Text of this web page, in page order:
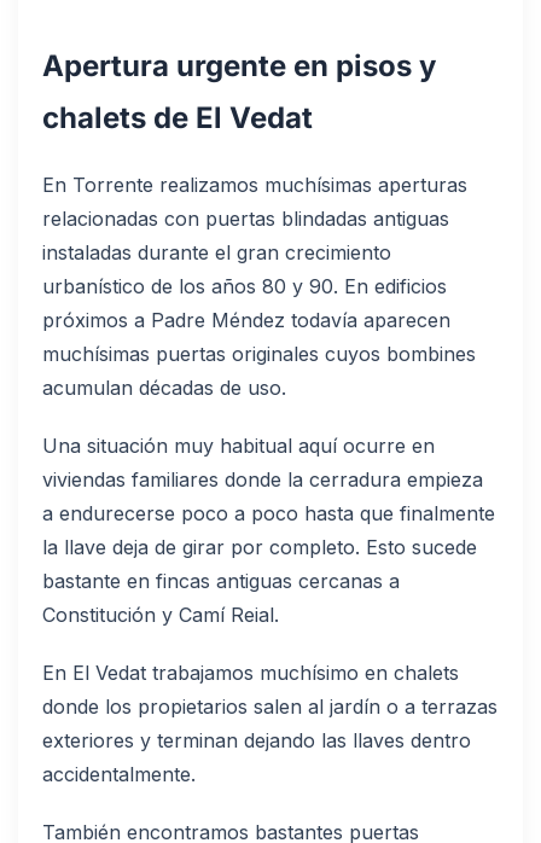
Apertura urgente en pisos y
chalets de El Vedat
En Torrente realizamos muchísimas aperturas
relacionadas con puertas blindadas antiguas
instaladas durante el gran crecimiento
urbanístico de los años 80 y 90. En edificios
próximos a Padre Méndez todavía aparecen
muchísimas puertas originales cuyos bombines
acumulan décadas de uso.
Una situación muy habitual aquí ocurre en
viviendas familiares donde la cerradura empieza
a endurecerse poco a poco hasta que finalmente
la llave deja de girar por completo. Esto sucede
bastante en fincas antiguas cercanas a
Constitución y Camí Reial.
En El Vedat trabajamos muchísimo en chalets
donde los propietarios salen al jardín o a terrazas
exteriores y terminan dejando las llaves dentro
accidentalmente.
También encontramos bastantes puertas